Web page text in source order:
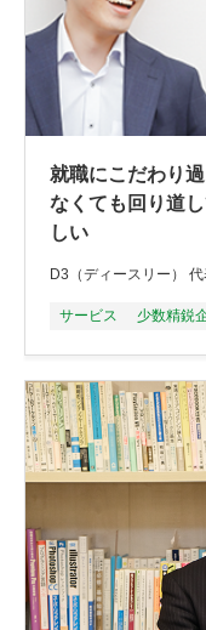
就職にこだわり
なくても回り道
しい
D3（ディースリー）
サービス 少数精鋭